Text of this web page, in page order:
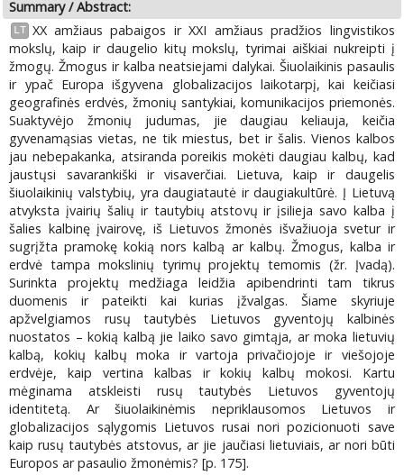
Summary / Abstract:
LT XX amžiaus pabaigos ir XXI amžiaus pradžios lingvistikos
mokslų, kaip ir daugelio kitų mokslų, tyrimai aiškiai nukreipti į
žmogų. Žmogus ir kalba neatsiejami dalykai. Šiuolaikinis pasaulis
ir ypač Europa išgyvena globalizacijos laikotarpį, kai keičiasi
geografinės erdvės, žmonių santykiai, komunikacijos priemonės.
Suaktyvėjo žmonių judumas, jie daugiau keliauja, keičia
gyvenamąsias vietas, ne tik miestus, bet ir šalis. Vienos kalbos
jau nebepakanka, atsiranda poreikis mokėti daugiau kalbų, kad
jaustųsi savarankiški ir visaverčiai. Lietuva, kaip ir daugelis
šiuolaikinių valstybių, yra daugiatautė ir daugiakultūrė. Į Lietuvą
atvyksta įvairių šalių ir tautybių atstovų ir įsilieja savo kalba į
šalies kalbinę įvairovę, iš Lietuvos žmonės išvažiuoja svetur ir
sugrįžta pramokę kokią nors kalbą ar kalbų. Žmogus, kalba ir
erdvė tampa mokslinių tyrimų projektų temomis (žr. Įvadą).
Surinkta projektų medžiaga leidžia apibendrinti tam tikrus
duomenis ir pateikti kai kurias įžvalgas. Šiame skyriuje
apžvelgiamos rusų tautybės Lietuvos gyventojų kalbinės
nuostatos – kokią kalbą jie laiko savo gimtąja, ar moka lietuvių
kalbą, kokių kalbų moka ir vartoja privačiojoje ir viešojoje
erdvėje, kaip vertina kalbas ir kokių kalbų mokosi. Kartu
mėginama atskleisti rusų tautybės Lietuvos gyventojų
identitetą. Ar šiuolaikinėmis nepriklausomos Lietuvos ir
globalizacijos sąlygomis Lietuvos rusai nori pozicionuoti save
kaip rusų tautybės atstovus, ar jie jaučiasi lietuviais, ar nori būti
Europos ar pasaulio žmonėmis? [p. 175].